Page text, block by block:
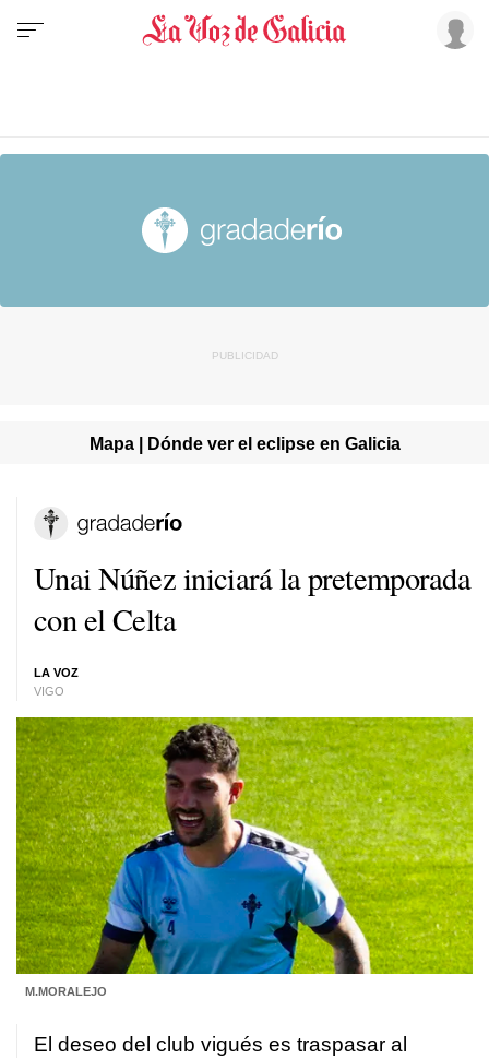
Mapa | Dónde ver el eclipse en Galicia
Unai Núñez iniciará la pretemporada
con el Celta
LA VOZ
VIGO
M.MORALEJO
El deseo del club vigués es traspasar al